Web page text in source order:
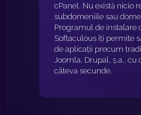
cPanel. Nu există nicio
subdomeniile sau
Programul de instalare
Softaculous îți permite
de aplicații precum
Joomla, Drupal, ș.a., cu
câteva secunde.